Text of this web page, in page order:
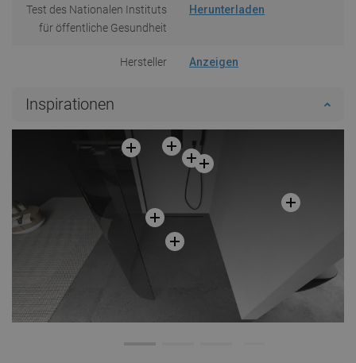
Test des Nationalen Instituts
für öffentliche Gesundheit
Herunterladen
Hersteller Anzeigen
Inspirationen